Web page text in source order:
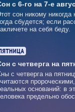
с 6-го на 7-е
сон никому никогда
сбудется; если
на себя беду.
с четверга на
с четверга на
оснований: в
предельно